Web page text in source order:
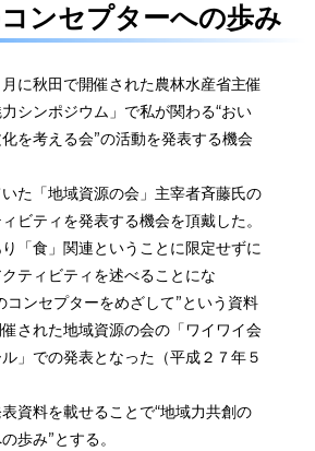
ンセプターへの歩み
に秋田で開催された農林水産省主催
力シンポジウム」で私が関わる“おい
を考える会”の活動を発表する機会
た「地域資源の会」主宰者斉藤氏の
ビティを発表する機会を頂戴した。
「食」関連ということに限定せずに
ティビティを述べることにな
コンセプターをめざして”という資料
された地域資源の会の「ワイワイ会
」での発表となった（平成２７年５
資料を載せることで“地域力共創の
歩み”とする。